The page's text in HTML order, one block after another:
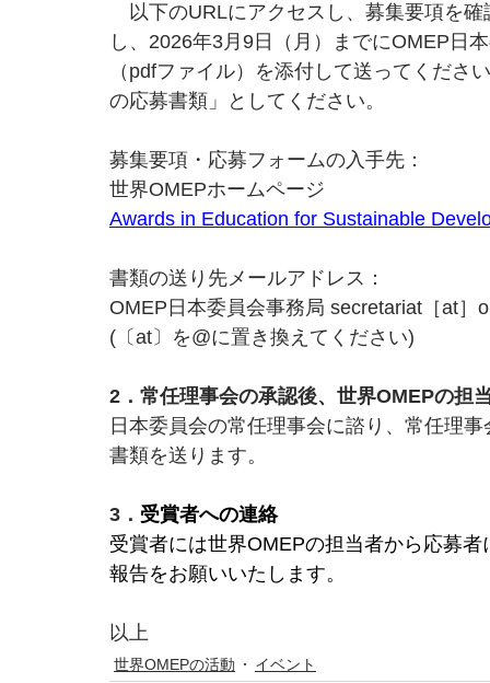
以下のURLにアクセスし、募集要項を
し、2026年3月9日（月）までにOMEP日
（pdfファイル）を添付して送ってくださ
の応募書類」としてください。
募集要項・応募フォームの入手先：
世界OMEPホームページ
Awards in Education for Sustainable
書類の送り先メールアドレス：
OMEP日本委員会事務局 secretariat［at］
(〔at〕を@に置き換えてください)
2．常任理事会の承認後、世界OMEPの担
日本委員会の常任理事会に諮り、常任理
書類を送ります。
3． 受賞者への連絡
受賞者には世界OMEPの担当者から応募
報告をお願いいたします。
以上
世界OMEPの活動 イベント